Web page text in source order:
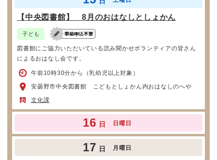
【中央図書館】 8月のおはなしとしょかん
子ども
図書館にご協力いただいている読み聞かせボランティアの皆さん
によるおはなし会です。
午前10時30分から（乳幼児以上対象）
安曇野市中央図書館 こどもとしょかん内おはなしのへや
文化課
16 日 日曜日
17 日 月曜日